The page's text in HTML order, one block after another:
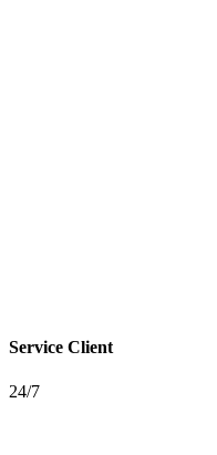
Service Client
24/7